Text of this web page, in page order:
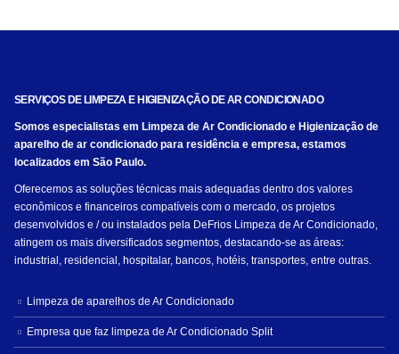
SERVIÇOS DE LIMPEZA E HIGIENIZAÇÃO DE AR CONDICIONADO
Somos especialistas em Limpeza de Ar Condicionado e Higienização de
aparelho de ar condicionado para residência e empresa, estamos
localizados em São Paulo.
Oferecemos as soluções técnicas mais adequadas dentro dos valores
econômicos e financeiros compatíveis com o mercado, os projetos
desenvolvidos e / ou instalados pela DeFrios Limpeza de Ar Condicionado,
atingem os mais diversificados segmentos, destacando-se as áreas:
industrial, residencial, hospitalar, bancos, hotéis, transportes, entre outras.
Limpeza de aparelhos de Ar Condicionado
Empresa que faz limpeza de Ar Condicionado Split